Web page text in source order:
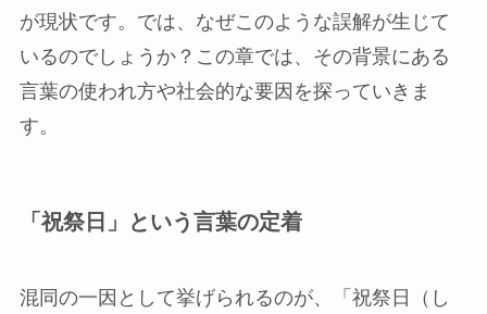
が現状です。では、なぜこのような誤解が生じて
いるのでしょうか？この章では、その背景にある
言葉の使われ方や社会的な要因を探っていきま
す。
「祝祭日」という言葉の定着
混同の一因として挙げられるのが、「祝祭日（し